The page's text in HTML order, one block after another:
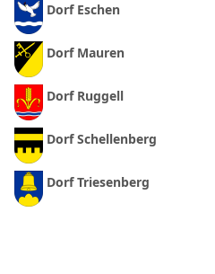
Dorf Eschen
Dorf Mauren
Dorf Ruggell
Dorf Schellenberg
Dorf Triesenberg